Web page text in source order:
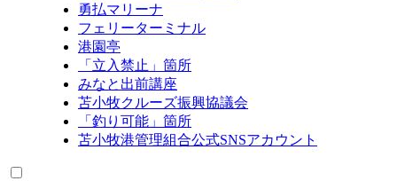
勇払マリーナ
フェリーターミナル
港園亭
「立入禁止」箇所
みなと出前講座
苫小牧クルーズ振興協議会
「釣り可能」箇所
苫小牧港管理組合公式SNSアカウント